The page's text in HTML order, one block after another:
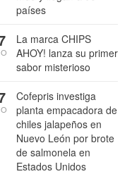
países
La marca CHIPS
AHOY! lanza su primer
sabor misterioso
Cofepris investiga
planta empacadora de
chiles jalapeños en
Nuevo León por brote
de salmonela en
Estados Unidos